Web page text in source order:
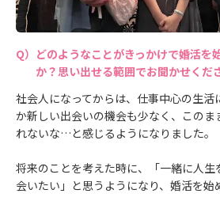
どのようなことがきっかけで婚活を
か？思い出せる範囲でお聞かせくだ
社会人になってからは、仕事中心の生活
か新しい出会いの機会も少なく、このま
れないな…と感じるようになりました。
将来のことを考えた時に、「一緒に人
会いたい」と思うようになり、婚活を始